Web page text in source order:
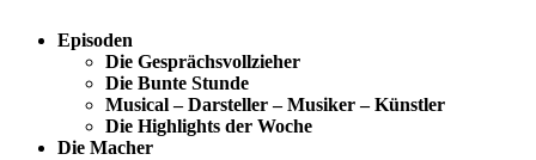
Episoden
Die Gesprächsvollzieher
Die Bunte Stunde
Musical – Darsteller – Musiker – Künstler
Die Highlights der Woche
Die Macher